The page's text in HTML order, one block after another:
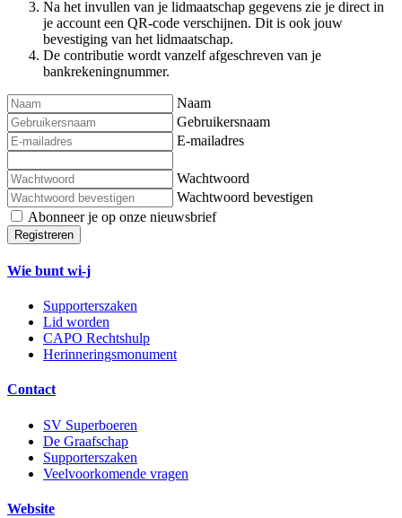
Na het invullen van je lidmaatschap gegevens zie je direct in
je account een QR-code verschijnen. Dit is ook jouw
bevestiging van het lidmaatschap.
De contributie wordt vanzelf afgeschreven van je
bankrekeningnummer.
Naam
Gebruikersnaam
E-mailadres
Wachtwoord
Wachtwoord bevestigen
Abonneer je op onze nieuwsbrief
Registreren
Wie bunt wi-j
Supporterszaken
Lid worden
CAPO Rechtshulp
Herinneringsmonument
Contact
SV Superboeren
De Graafschap
Supporterszaken
Veelvoorkomende vragen
Website